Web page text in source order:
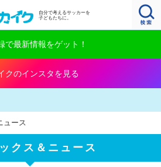
自分で考えるサッカーを
子どもたちに。
で最新情報をゲット！
クのインスタを見る
ュース
クス＆ニュース